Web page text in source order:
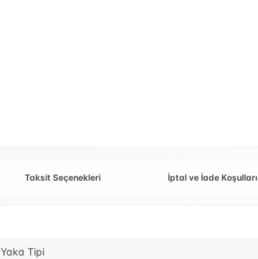
Taksit Seçenekleri İptal ve İade Koşulları
Yaka Tipi